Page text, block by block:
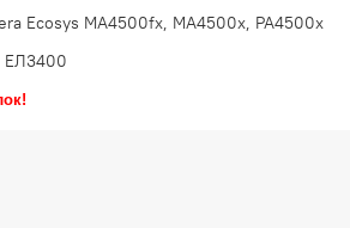
Ecosys MA4500fx, MA4500x, PA4500x
ЕЛ3400